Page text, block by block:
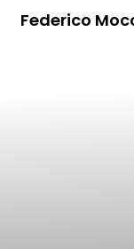
Federico